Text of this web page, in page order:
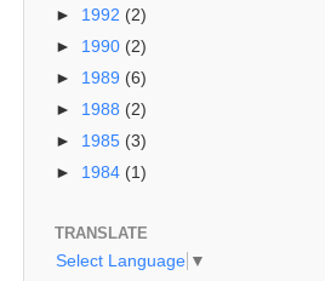
► 1992 (2)
► 1990 (2)
► 1989 (6)
► 1988 (2)
► 1985 (3)
► 1984 (1)
TRANSLATE
Select Language ▼